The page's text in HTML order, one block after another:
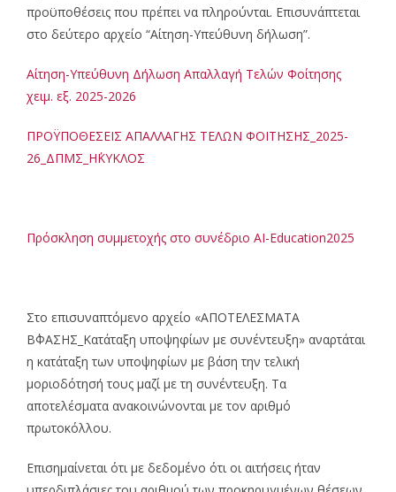
προϋποθέσεις που πρέπει να πληρούνται. Επισυνάπτεται
στο δεύτερο αρχείο “Αίτηση-Υπεύθυνη δήλωση”.
Αίτηση-Υπεύθυνη Δήλωση Απαλλαγή Τελών Φοίτησης
χειμ. εξ. 2025-2026
ΠΡΟΫΠΟΘΕΣΕΙΣ ΑΠΑΛΛΑΓΗΣ ΤΕΛΩΝ ΦΟΙΤΗΣΗΣ_2025-
26_ΔΠΜΣ_Η΄ΚΥΚΛΟΣ
Πρόσκληση συμμετοχής στο συνέδριο AI-Education2025
Στο επισυναπτόμενο αρχείο «ΑΠΟΤΕΛΕΣΜΑΤΑ
Β΄ΦΑΣΗΣ_Κατάταξη υποψηφίων με συνέντευξη» αναρτάται
η κατάταξη των υποψηφίων με βάση την τελική
μοριοδότησή τους μαζί με τη συνέντευξη. Τα
αποτελέσματα ανακοινώνονται με τον αριθμό
πρωτοκόλλου.
Επισημαίνεται ότι με δεδομένο ότι οι αιτήσεις ήταν